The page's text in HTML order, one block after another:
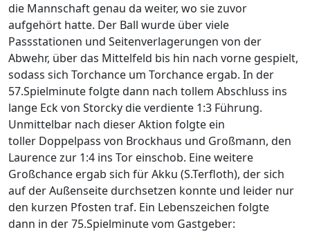
die Mannschaft genau da weiter, wo sie zuvor
aufgehört hatte. Der Ball wurde über viele
Passstationen und Seitenverlagerungen von der
Abwehr, über das Mittelfeld bis hin nach vorne gespielt,
sodass sich Torchance um Torchance ergab. In der
57.Spielminute folgte dann nach tollem Abschluss ins
lange Eck von Storcky die verdiente 1:3 Führung.
Unmittelbar nach dieser Aktion folgte ein
toller Doppelpass von Brockhaus und Großmann, den
Laurence zur 1:4 ins Tor einschob. Eine weitere
Großchance ergab sich für Akku (S.Terfloth), der sich
auf der Außenseite durchsetzen konnte und leider nur
den kurzen Pfosten traf. Ein Lebenszeichen folgte
dann in der 75.Spielminute vom Gastgeber: